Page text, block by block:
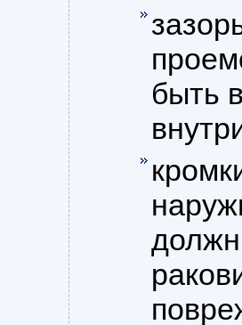
быть